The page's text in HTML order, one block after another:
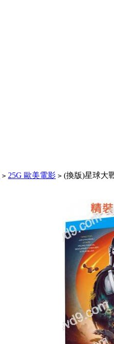
> 25G 歐美電影 > (換版)星球大